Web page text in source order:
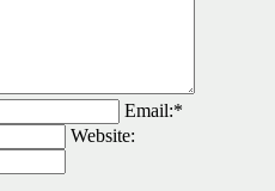
Email:*
Website: